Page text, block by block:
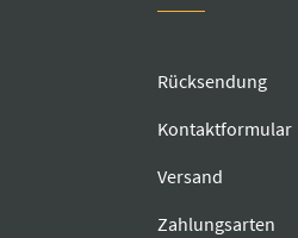
Rücksendung
Kontaktformular
Versand
Zahlungsarten